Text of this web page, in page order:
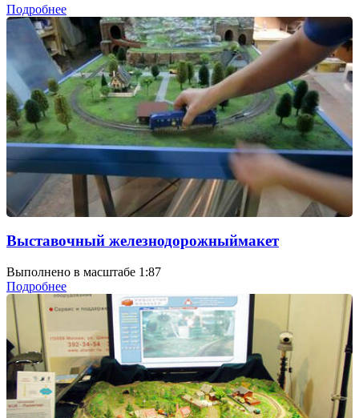
Подробнее
Выставочный железнодорожныймакет
Выполнено в масштабе 1:87
Подробнее